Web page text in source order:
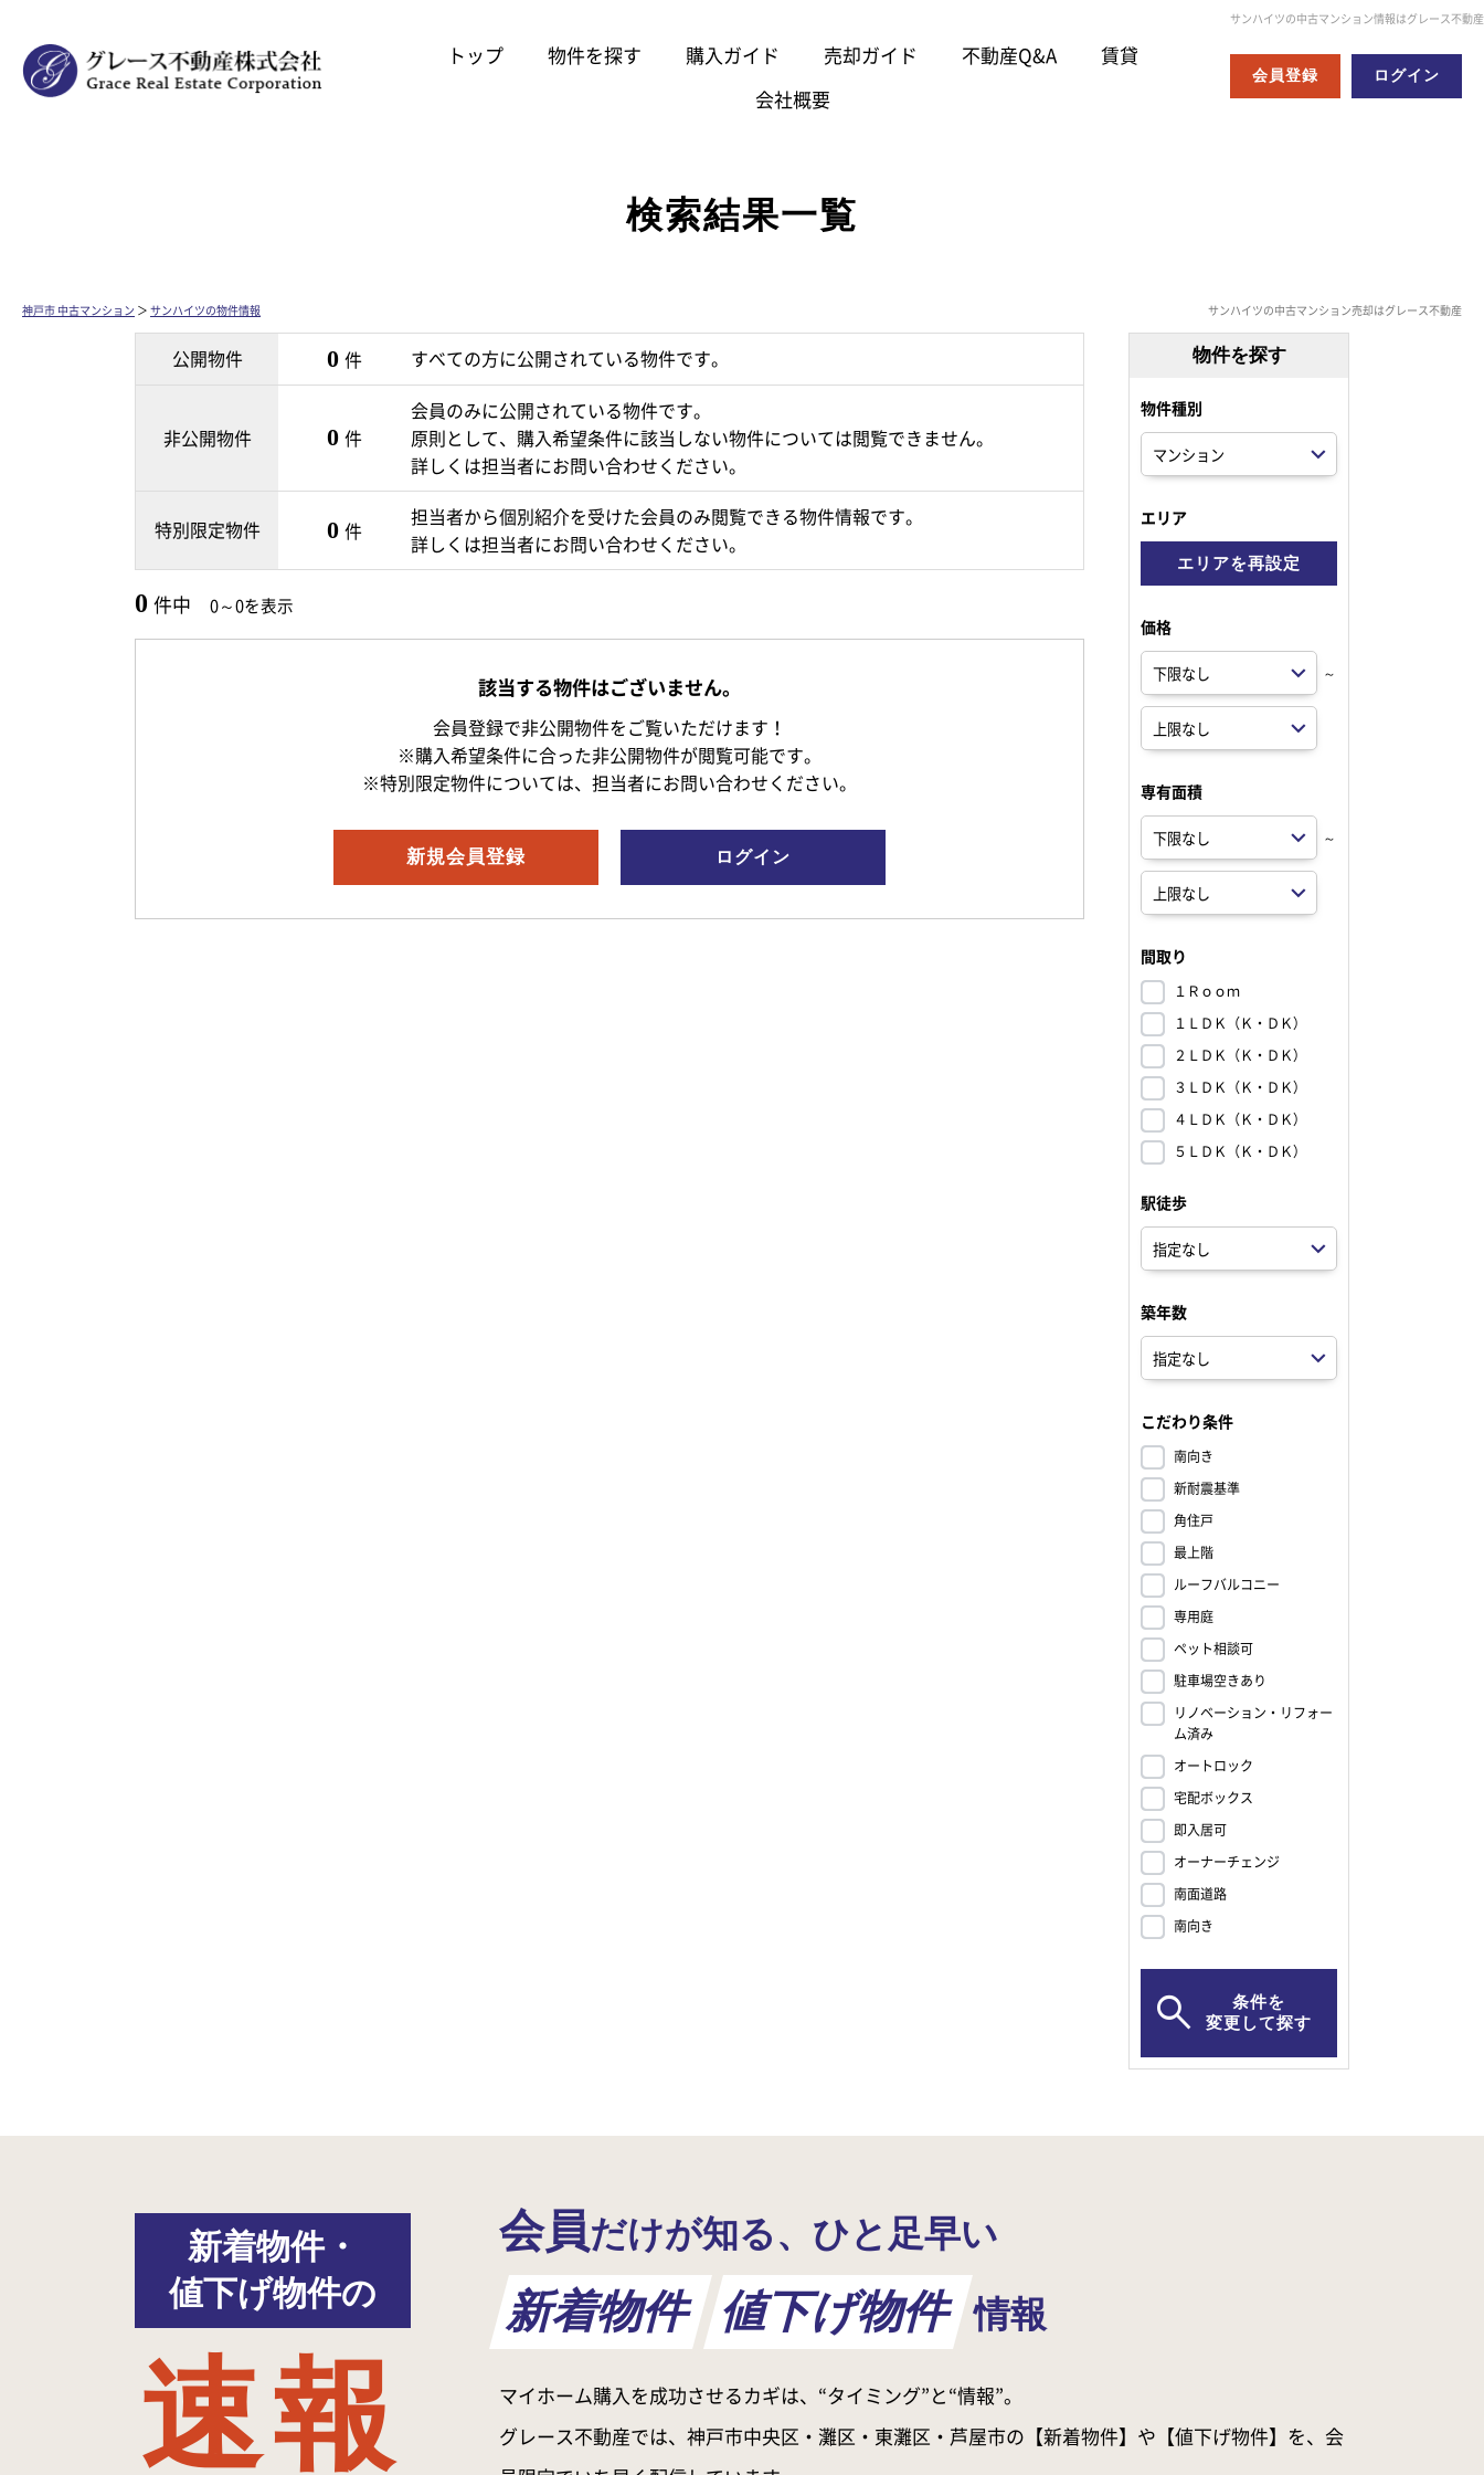
サンハイツの中古マンション情報はグレース不動産
トップ 物件を探す 購入ガイド 売却ガイド 不動産Q&A
賃貸
会社概要
会員登録 ログイン
検索結果一覧
神戸市 中古マンション ＞ サンハイツの物件情報 サンハイツの中古マンション売却はグレース不動産
公開物件 0 件 すべての方に公開されている物件です。
非公開物件 0 件
会員のみに公開されている物件です。
原則として、購入希望条件に該当しない物件については閲覧できません。
詳しくは担当者にお問い合わせください。
特別限定物件 0 件
担当者から個別紹介を受けた会員のみ閲覧できる物件情報です。
詳しくは担当者にお問い合わせください。
0 件中 0～0を表示
該当する物件はございません。
会員登録で非公開物件をご覧いただけます！
※購入希望条件に合った非公開物件が閲覧可能です。
※特別限定物件については、担当者にお問い合わせください。
新規会員登録 ログイン
物件を探す
物件種別
エリア
エリアを再設定
価格
～
専有面積
～
間取り
１Ｒｏｏｍ
１ＬＤＫ（Ｋ・ＤＫ）
２ＬＤＫ（Ｋ・ＤＫ）
３ＬＤＫ（Ｋ・ＤＫ）
４ＬＤＫ（Ｋ・ＤＫ）
５ＬＤＫ（Ｋ・ＤＫ）
駅徒歩
築年数
こだわり条件
南向き
新耐震基準
角住戸
最上階
ルーフバルコニー
専用庭
ペット相談可
駐車場空きあり
リノベーション・リフォー
ム済み
オートロック
宅配ボックス
即入居可
オーナーチェンジ
南面道路
南向き
条件を
変更して探す
新着物件・
値下げ物件の
速報
会員だけが知る、ひと足早い
新着物件 値下げ物件 情報
マイホーム購入を成功させるカギは、“タイミング”と“情報”。
グレース不動産では、神戸市中央区・灘区・東灘区・芦屋市の【新着物件】や【値下げ物件】を、会